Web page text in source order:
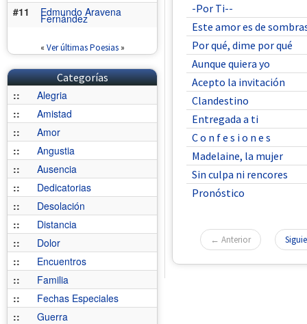
#11
Edmundo Aravena
Fernández
« Ver últimas Poesias»
Categorías
::
Alegria
::
Amistad
::
Amor
::
Angustia
::
Ausencia
::
Dedicatorias
::
Desolación
::
Distancia
::
Dolor
::
Encuentros
::
Familia
::
Fechas Especiales
::
Guerra
-Por Ti--
Este amor es de
Por qué, dime por qué
Aunque quiera yo
Acepto la invitación
Clandestino
Entregada a ti
C o n f e s i o n e s
Madelaine, la mujer
Sin culpa ni rencores
Pronóstico
← Anterior